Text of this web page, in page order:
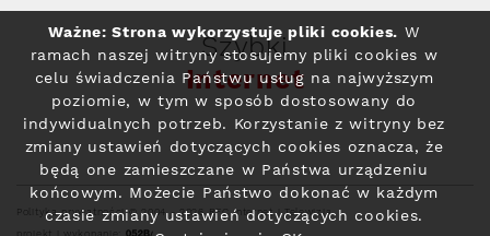
Szybki
Internet
Polityka prywatności© 2004 - 2026 RFC Internet i Telewizja
Ważne: Strona wykorzystuje pliki cookies. W
ramach naszej witryny stosujemy pliki cookies w
celu świadczenia Państwu usług na najwyższym
poziomie, w tym w sposób dostosowany do
indywidualnych potrzeb. Korzystanie z witryny bez
zmiany ustawień dotyczących cookies oznacza, że
będą one zamieszczane w Państwa urządzeniu
końcowym. Możecie Państwo dokonać w każdym
czasie zmiany ustawień dotyczących cookies.